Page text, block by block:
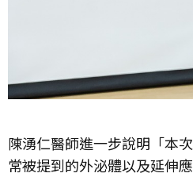
陳湧仁醫師進一步說明「本
常被提到的外泌體以及延伸